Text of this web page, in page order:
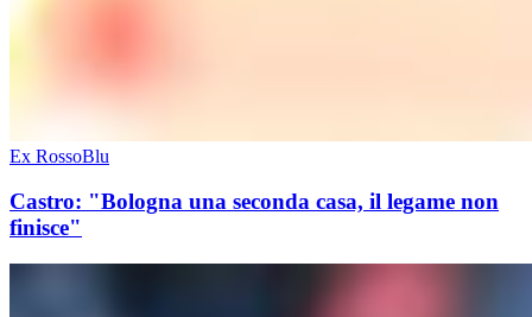
Ex RossoBlu
Castro: "Bologna una seconda casa, il legame non
finisce"